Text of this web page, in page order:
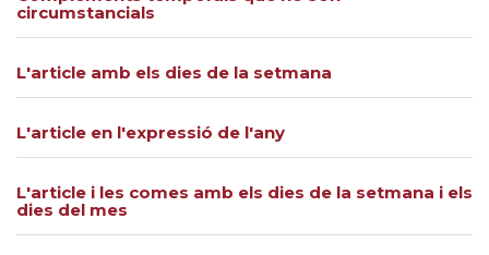
circumstancials
L'article amb els dies de la setmana
L'article en l'expressió de l'any
L'article i les comes amb els dies de la setmana i els
dies del mes